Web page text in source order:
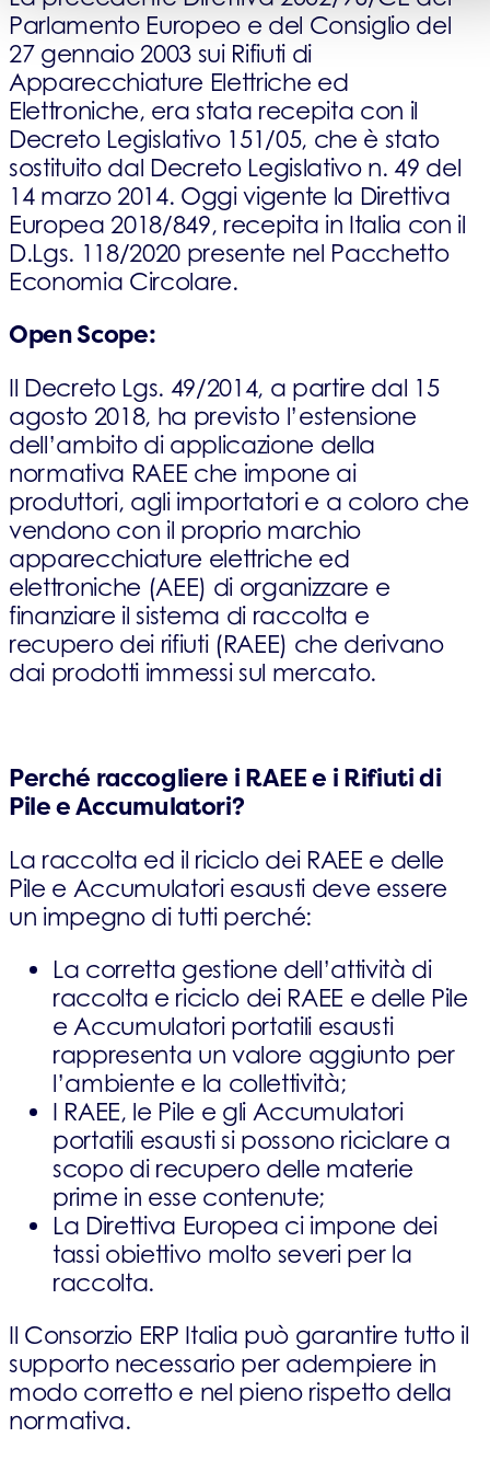
Parlamento Europeo e del Consiglio del
27 gennaio 2003 sui Rifiuti di
Apparecchiature Elettriche ed
Elettroniche, era stata recepita con il
Decreto Legislativo 151/05, che è stato
sostituito dal Decreto Legislativo n. 49 del
14 marzo 2014. Oggi vigente la Direttiva
Europea 2018/849, recepita in Italia con il
D.Lgs. 118/2020 presente nel Pacchetto
Economia Circolare.
Open Scope:
Il Decreto Lgs. 49/2014, a partire dal 15
agosto 2018, ha previsto l’estensione
dell’ambito di applicazione della
normativa RAEE che impone ai
produttori, agli importatori e a coloro che
vendono con il proprio marchio
apparecchiature elettriche ed
elettroniche (AEE) di organizzare e
finanziare il sistema di raccolta e
recupero dei rifiuti (RAEE) che derivano
dai prodotti immessi sul mercato.
Perché raccogliere i RAEE e i Rifiuti di
Pile e Accumulatori?
La raccolta ed il riciclo dei RAEE e delle
Pile e Accumulatori esausti deve essere
un impegno di tutti perché:
La corretta gestione dell’attività di
raccolta e riciclo dei RAEE e delle Pile
e Accumulatori portatili esausti
rappresenta un valore aggiunto per
l’ambiente e la collettività;
I RAEE, le Pile e gli Accumulatori
portatili esausti si possono riciclare a
scopo di recupero delle materie
prime in esse contenute;
La Direttiva Europea ci impone dei
tassi obiettivo molto severi per la
raccolta.
Il Consorzio ERP Italia può garantire tutto il
supporto necessario per adempiere in
modo corretto e nel pieno rispetto della
normativa.